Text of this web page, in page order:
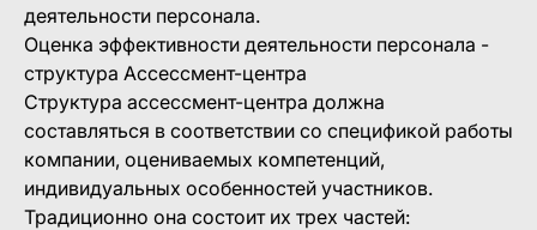
деятельности персонала.
Оценка эффективности деятельности персонала -
структура Ассессмент-центра
Структура ассессмент-центра должна
составляться в соответствии со спецификой работы
компании, оцениваемых компетенций,
индивидуальных особенностей участников.
Традиционно она состоит их трех частей: